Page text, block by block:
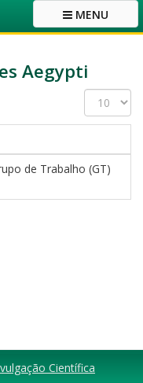
MENU
Aegypti
Exibir
#
de Trabalho (GT)
Científica